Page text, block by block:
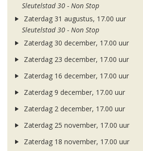
Sleutelstad 30 - Non Stop
Zaterdag 31 augustus, 17.00 uur
Sleutelstad 30 - Non Stop
Zaterdag 30 december, 17.00 uur
Zaterdag 23 december, 17.00 uur
Zaterdag 16 december, 17.00 uur
Zaterdag 9 december, 17.00 uur
Zaterdag 2 december, 17.00 uur
Zaterdag 25 november, 17.00 uur
Zaterdag 18 november, 17.00 uur